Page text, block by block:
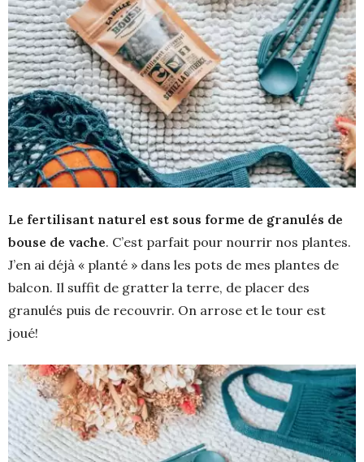
Le fertilisant naturel est sous forme de granulés de
bouse de vache. C’est parfait pour nourrir nos plantes.
J’en ai déjà « planté » dans les pots de mes plantes de
balcon. Il suffit de gratter la terre, de placer des
granulés puis de recouvrir. On arrose et le tour est
joué!